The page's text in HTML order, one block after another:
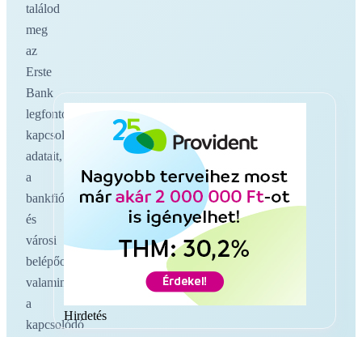
találod
meg
az
Erste
Bank
legfontosabb
kapcsolati
adatait,
a
bankfiókokat
és
városi
belépőoldalakat,
valamint
a
kapcsolódó
Hirdetés